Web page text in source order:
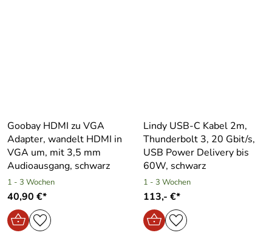
Goobay HDMI zu VGA
Adapter, wandelt HDMI in
VGA um, mit 3,5 mm
Audioausgang, schwarz
1 - 3 Wochen
40,90 €*
Lindy USB-C Kabel 2m,
Thunderbolt 3, 20 Gbit/s,
USB Power Delivery bis
60W, schwarz
1 - 3 Wochen
113,- €*